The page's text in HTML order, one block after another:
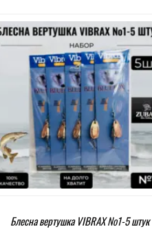
Блесна вертушка VIBRAX №1-5 штук